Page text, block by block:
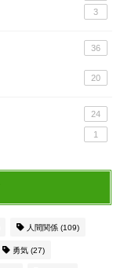
3
36
20
24
1
人間関係 (109)
勇気 (27)